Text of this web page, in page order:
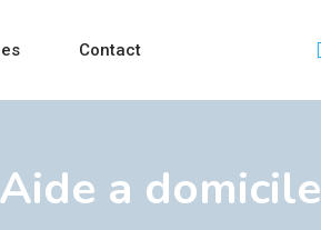
Contact
a domicile